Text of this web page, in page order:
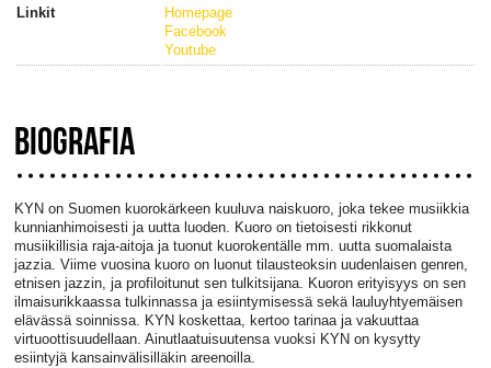
Linkit
Homepage
Facebook
Youtube
BIOGRAFIA
KYN on Suomen kuorokärkeen kuuluva naiskuoro, joka tekee musiikkia
kunnianhimoisesti ja uutta luoden. Kuoro on tietoisesti rikkonut
musiikillisia raja-aitoja ja tuonut kuorokentälle mm. uutta suomalaista
jazzia. Viime vuosina kuoro on luonut tilausteoksin uudenlaisen genren,
etnisen jazzin, ja profiloitunut sen tulkitsijana. Kuoron erityisyys on sen
ilmaisurikkaassa tulkinnassa ja esiintymisessä sekä lauluyhtyemäisen
elävässä soinnissa. KYN koskettaa, kertoo tarinaa ja vakuuttaa
virtuoottisuudellaan. Ainutlaatuisuutensa vuoksi KYN on kysytty
esiintyjä kansainvälisilläkin areenoilla.